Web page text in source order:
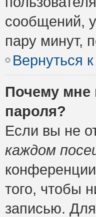
сообщений,
пару минут,
Вернуться
Почему мне
пароля?
Если вы не
каждом
того, чтобы
записью.